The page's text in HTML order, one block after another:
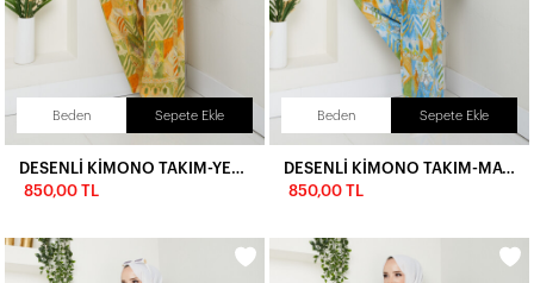
Beden Sepete Ekle
850,00 TL
Beden Sepete Ekle
850,00 TL